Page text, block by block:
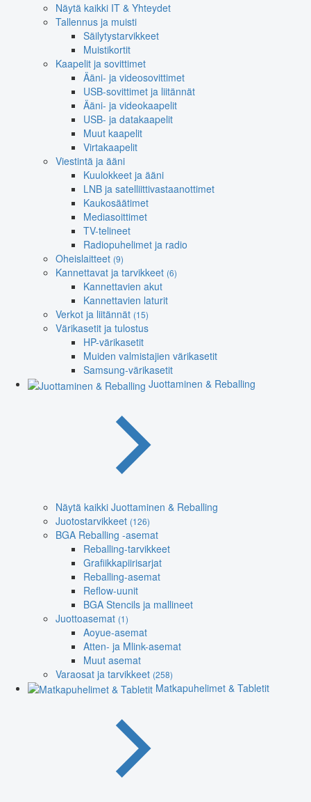
Näytä kaikki IT & Yhteydet
Tallennus ja muisti
Säilytystarvikkeet
Muistikortit
Kaapelit ja sovittimet
Ääni- ja videosovittimet
USB-sovittimet ja liitännät
Ääni- ja videokaapelit
USB- ja datakaapelit
Muut kaapelit
Virtakaapelit
Viestintä ja ääni
Kuulokkeet ja ääni
LNB ja satelliittivastaanottimet
Kaukosäätimet
Mediasoittimet
TV-telineet
Radiopuhelimet ja radio
Oheislaitteet (9)
Kannettavat ja tarvikkeet (6)
Kannettavien akut
Kannettavien laturit
Verkot ja liitännät (15)
Värikasetit ja tulostus
HP-värikasetit
Muiden valmistajien värikasetit
Samsung-värikasetit
Juottaminen & Reballing
Näytä kaikki Juottaminen & Reballing
Juotostarvikkeet (126)
BGA Reballing -asemat
Reballing-tarvikkeet
Grafiikkapiirisarjat
Reballing-asemat
Reflow-uunit
BGA Stencils ja mallineet
Juottoasemat (1)
Aoyue-asemat
Atten- ja Mlink-asemat
Muut asemat
Varaosat ja tarvikkeet (258)
Matkapuhelimet & Tabletit